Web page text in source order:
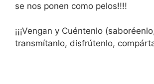
se nos ponen como pelos!!!!
¡¡¡Vengan y Cuéntenlo
transmítanlo, disfrútenlo,